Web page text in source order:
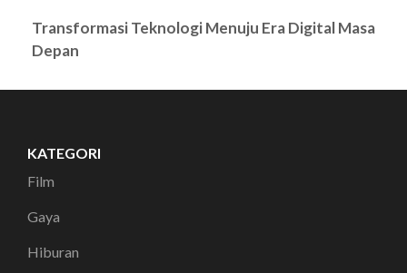
Transformasi Teknologi Menuju Era Digital Masa
Depan
KATEGORI
Film
Gaya
Hiburan